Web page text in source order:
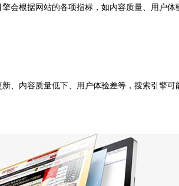
会根据网站的各项指标，如内容质量、用户
、内容质量低下、用户体验差等，搜索引擎